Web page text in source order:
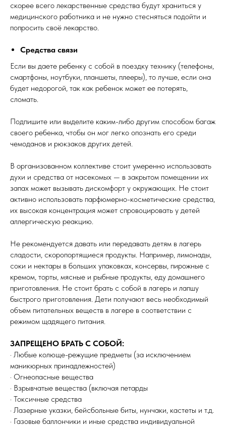
скорее всего лекарственные средства будут храниться у
медицинского работника и не нужно стесняться подойти и
попросить своё лекарство.
Средства связи
Если вы даете ребенку с собой в поездку технику (телефоны,
смартфоны, ноутбуки, планшеты, плееры), то лучше, если она
будет недорогой, так как ребенок может ее потерять,
сломать.
Подпишите или выделите каким-либо другим способом багаж
своего ребенка, чтобы он мог легко опознать его среди
чемоданов и рюкзаков других детей.
В организованном коллективе стоит умеренно использовать
духи и средства от насекомых — в закрытом помещении их
запах может вызывать дискомфорт у окружающих. Не стоит
активно использовать парфюмерно-косметические средства,
их высокая концентрация может спровоцировать у детей
аллергическую реакцию.
Не рекомендуется давать или передавать детям в лагерь
сладости, скоропортящиеся продукты. Например, лимонады,
соки и нектары в больших упаковках, консервы, пирожные с
кремом, торты, мясные и рыбные продукты, еду домашнего
приготовления. Не стоит брать с собой в лагерь и лапшу
быстрого приготовления. Дети получают весь необходимый
объем питательных веществ в лагере в соответствии с
режимом щадящего питания.
ЗАПРЕЩЕНО БРАТЬ С СОБОЙ:
· Любые колюще-режущие предметы (за исключением
маникюрных принадлежностей)
· Огнеопасные вещества
· Взрывчатые вещества (включая петарды
· Токсичные средства
· Лазерные указки, бейсбольные биты, нунчаки, кастеты и т.д.
· Газовые баллончики и иные средства индивидуальной